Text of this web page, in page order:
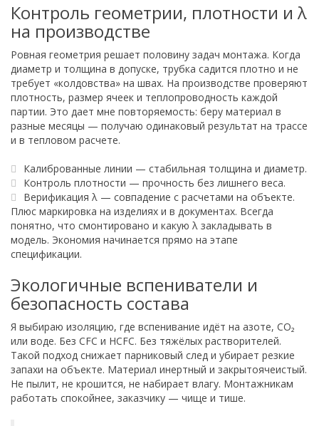
Контроль геометрии, плотности и λ
на производстве
Ровная геометрия решает половину задач монтажа. Когда
диаметр и толщина в допуске, трубка садится плотно и не
требует «колдовства» на швах. На производстве проверяют
плотность, размер ячеек и теплопроводность каждой
партии. Это дает мне повторяемость: беру материал в
разные месяцы — получаю одинаковый результат на трассе
и в тепловом расчете.
Калиброванные линии — стабильная толщина и диаметр.
Контроль плотности — прочность без лишнего веса.
Верификация λ — совпадение с расчетами на объекте.
Плюс маркировка на изделиях и в документах. Всегда
понятно, что смонтировано и какую λ закладывать в
модель. Экономия начинается прямо на этапе
спецификации.
Экологичные вспениватели и
безопасность состава
Я выбираю изоляцию, где вспенивание идёт на азоте, CO₂
или воде. Без CFC и HCFC. Без тяжёлых растворителей.
Такой подход снижает парниковый след и убирает резкие
запахи на объекте. Материал инертный и закрытоячеистый.
Не пылит, не крошится, не набирает влагу. Монтажникам
работать спокойнее, заказчику — чище и тише.